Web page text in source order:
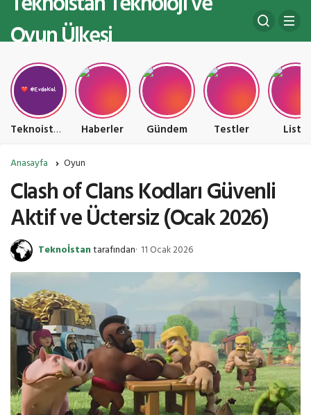
Oyun Ülkesi
Teknoistan Teknoloji ve Oyun Ülkesi Haberler Gündem Testler Liste
Anasayfa Oyun
Clash of Clans Kodları Güvenli
Aktif ve Üctersiz (Ocak 2026)
Teknoİstantarafından 11 Ocak 2026